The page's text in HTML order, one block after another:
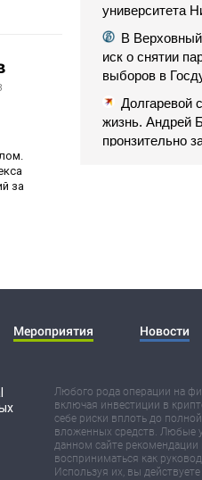
за
университета
В
иск о снятии
выборов в
Долгаревой
жизнь. Андрей
пронзительно
Мероприятия Новости
Любого рода операции на
включая инвестиции в
себе риски вплоть до
вложенных средств. Любые
данном сайте рекомендации
восприниматься как
Используя их, вы